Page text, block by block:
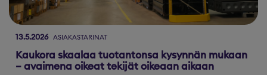
13.5.2026 ASIAKASTARINAT
Kaukora skaalaa tuotantonsa kysynnän mukaan
– avaimena oikeat tekijät oikeaan aikaan